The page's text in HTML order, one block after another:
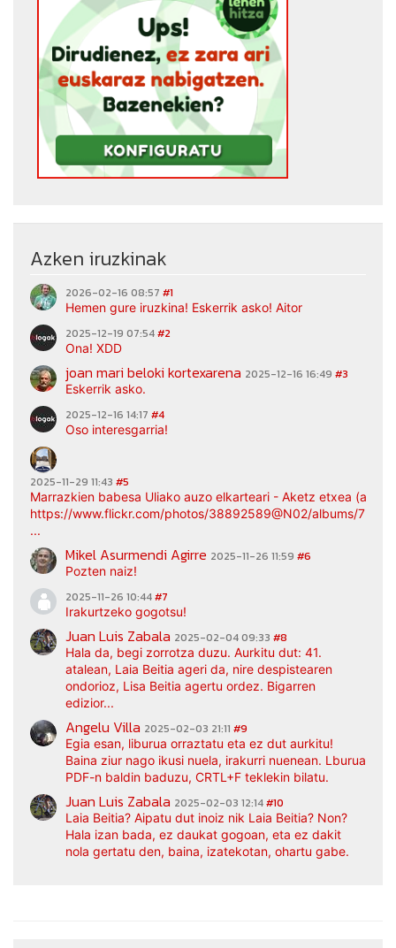
Azken iruzkinak
2026-02-16 08:57 #1
Hemen gure iruzkina! Eskerrik asko! Aitor
2025-12-19 07:54#2
Ona! XDD
joan mari beloki kortexarena 2025-12-16 16:49 #3
Eskerrik asko.
2025-12-16 14:17 #4
Oso interesgarria!
2025-11-29 11:43 #5
Marrazkien babesa Uliako auzo elkarteari - Aketz etxea
https://www.flickr.com/photos/38892589@N02/albums/
...
Mikel Asurmendi Agirre 2025-11-26 11:59 #6
Pozten naiz!
2025-11-26 10:44#7
Irakurtzeko gogotsu!
Juan Luis Zabala 2025-02-04 09:33 #8
Hala da, begi zorrotza duzu. Aurkitu dut: 41.
atalean, Laia Beitia ageri da, nire despistearen
ondorioz, Lisa Beitia agertu ordez. Bigarren
edizior...
Angelu Villa 2025-02-03 21:11 #9
Egia esan, liburua orraztatu eta ez dut aurkitu!
Baina ziur nago ikusi nuela, irakurri nuenean. Lburua
PDF-n baldin baduzu, CRTL+F teklekin bilatu.
Juan Luis Zabala 2025-02-03 12:14#10
Laia Beitia? Aipatu dut inoiz nik Laia Beitia? Non?
Hala izan bada, ez daukat gogoan, eta ez dakit
nola gertatu den, baina, izatekotan, ohartu gabe.